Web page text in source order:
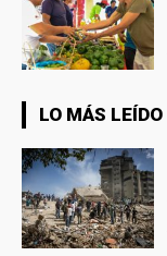
LO MÁS LEÍDO